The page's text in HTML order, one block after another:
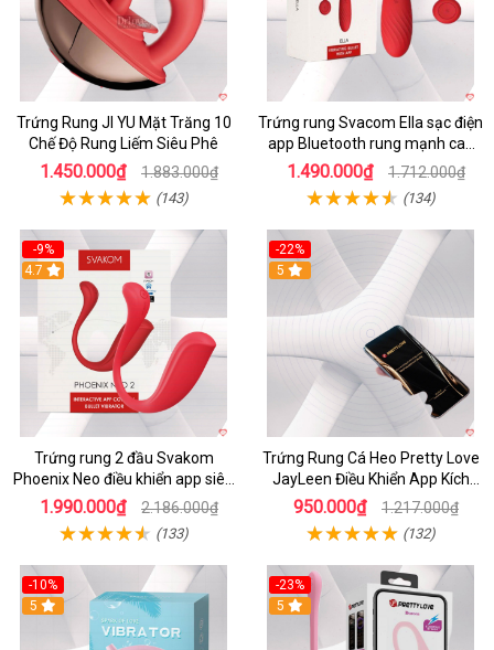
Trứng Rung JI YU Mặt Trăng 10
Chế Độ Rung Liếm Siêu Phê
1.450.000₫ 1.883.000₫
(143)
Trứng rung Svacom Ella sạc điện
app Bluetooth rung mạnh cao
cấp
1.490.000₫ 1.712.000₫
(134)
-9%
4.7
Trứng rung 2 đầu Svakom
Phoenix Neo điều khiển app siêu
phê
1.990.000₫ 2.186.000₫
(133)
-22%
5
Trứng Rung Cá Heo Pretty Love
JayLeen Điều Khiển App Kích
Thích
950.000₫ 1.217.000₫
(132)
-10%
5
-23%
5